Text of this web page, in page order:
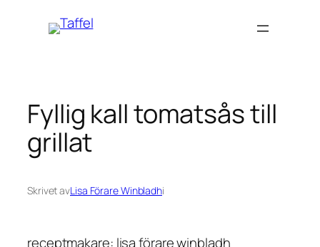
Fyllig kall tomatsås till
grillat
Skrivet avLisa Förare Winbladhi
receptmakare: lisa förare winbladh